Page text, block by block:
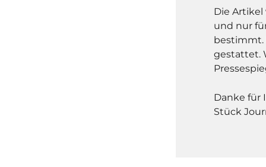
Die
und nur
bestimmt.
gestattet.
Danke für
Stück